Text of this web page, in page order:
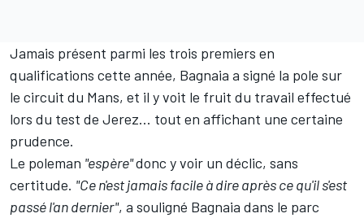
Jamais présent parmi les trois premiers en
qualifications cette année, Bagnaia a signé la pole sur
le circuit du Mans, et il y voit le fruit du travail effectué
lors du test de Jerez... tout en affichant une certaine
prudence.
Le poleman "espère"donc y voir un déclic, sans
certitude. "Ce n'est jamais facile à dire après ce qu'il s'est
passé l'an dernier", a souligné Bagnaia dans le parc